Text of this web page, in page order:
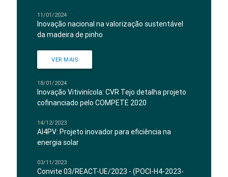
11/01/2024
Inovação nacional na valorização sustentável
da madeira de pinho
VER MAIS
18/01/2024
Inovação Vitivinícola: CVR Tejo detalha projeto
cofinanciado pelo COMPETE 2020
14/12/2023
AI4PV: Projeto inovador para eficiência na
energia solar
03/11/2023
Convite 03/REACT-UE/2023 - (POCI-H4-2023-